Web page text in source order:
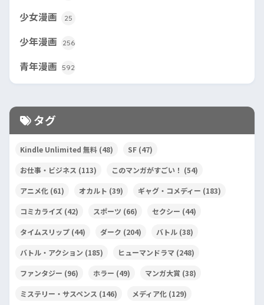
少女漫画 25
少年漫画 256
青年漫画 592
タグ
Kindle Unlimited 無料 (48) SF (47)
お仕事・ビジネス (113) このマンガがすごい！ (54)
アニメ化 (61) オカルト (39) ギャグ・コメディー (183)
コミカライズ (42) スポーツ (66) セクシー (44)
タイムスリップ (44) ダーク (204) バトル (38)
バトル・アクション (185) ヒューマンドラマ (248)
ファンタジー (96) ホラー (49) マンガ大賞 (38)
ミステリー・サスペンス (146) メディア化 (129)